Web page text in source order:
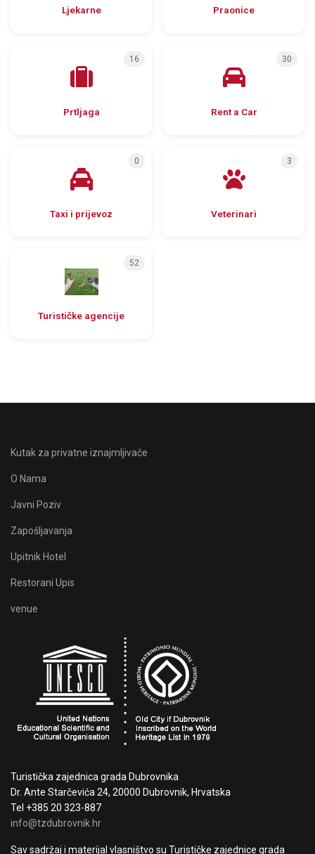
Ljekarne Praonice
Prtljaga
16
Rent a Car
30
Taxi i prijevoz
0
Veterinari
3
Turističke agencije
52
Kutak za privatne iznajmljivače
O Nama
Javni Poziv
Zapošljavanja
Upitnik Hotel
Restorani Upis
venue
Turistička zajednica grada Dubrovnika
Dr. Ante Starčevića 24, 20000 Dubrovnik, Hrvatska
Tel +385 20 323-887
info@tzdubrovnik.hr
Sav sadržaj i materijal vlasništvo su Turističke zajednice grada